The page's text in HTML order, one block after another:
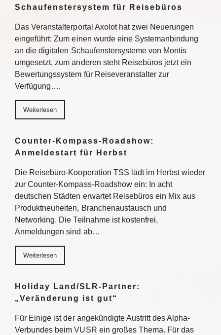
Schaufenstersystem für Reisebüros
Das Veranstalterportal Axolot hat zwei Neuerungen
eingeführt: Zum einen wurde eine Systemanbindung
an die digitalen Schaufenstersysteme von Montis
umgesetzt, zum anderen steht Reisebüros jetzt ein
Bewertungssystem für Reiseveranstalter zur
Verfügung….
Weiterlesen
Counter-Kompass-Roadshow:
Anmeldestart für Herbst
Die Reisebüro-Kooperation TSS lädt im Herbst wieder
zur Counter-Kompass-Roadshow ein: In acht
deutschen Städten erwartet Reisebüros ein Mix aus
Produktneuheiten, Branchenaustausch und
Networking. Die Teilnahme ist kostenfrei,
Anmeldungen sind ab…
Weiterlesen
Holiday Land/SLR-Partner:
„Veränderung ist gut“
Für Einige ist der angekündigte Austritt des Alpha-
Verbundes beim VUSR ein großes Thema. Für das